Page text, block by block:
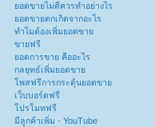
ยอดขายไม่ดีควรทำอย่างไร
ยอดขายตกเกิดจากอะไร
ทำไมต้องเพิ่มยอดขาย
ขายฟรี
ยอดการขาย คืออะไร
กลยุทธ์เพิ่มยอดขาย
โพสฟรีการกระตุ้นยอดขาย
เว็บบอร์ดฟรี
โปรโมทฟรี
มีลูกค้าเพิ่ม - YouTube